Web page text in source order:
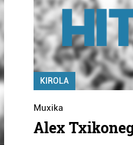
KIROLA
Muxika
Alex